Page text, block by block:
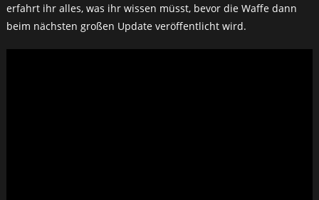
erfahrt ihr alles, was ihr wissen müsst, bevor die Waffe dann
beim nächsten großen Update veröffentlicht wird.